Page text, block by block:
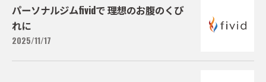
パーソナルジムfividで 理想のお腹のくび
れに
2025/11/17